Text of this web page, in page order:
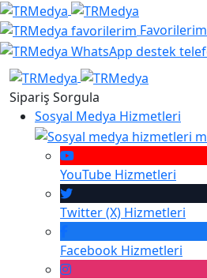
Favorilerim
Sipariş Sorgula
Sosyal Medya Hizmetleri
YouTube Hizmetleri
Twitter (X) Hizmetleri
Facebook Hizmetleri